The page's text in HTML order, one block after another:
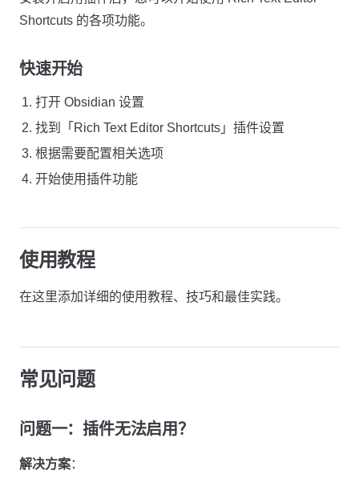
Shortcuts 的各项功能。
快速开始
打开 Obsidian 设置
找到「Rich Text Editor Shortcuts」插件设置
根据需要配置相关选项
开始使用插件功能
使用教程
在这里添加详细的使用教程、技巧和最佳实践。
常见问题
问题一：插件无法启用？
解决方案：